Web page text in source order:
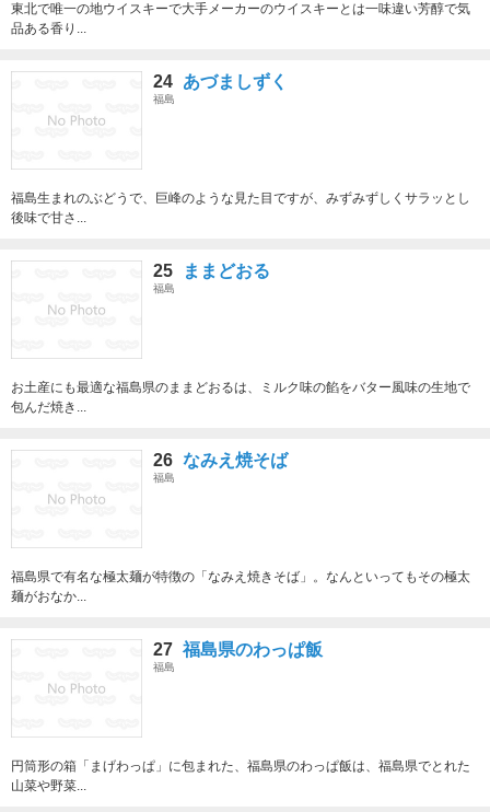
東北で唯一の地ウイスキーで大手メーカーのウイスキーとは一味違い芳醇で気
品ある香り...
24 あづましずく
福島
福島生まれのぶどうで、巨峰のような見た目ですが、みずみずしくサラッとし
後味で甘さ...
25 ままどおる
福島
お土産にも最適な福島県のままどおるは、ミルク味の餡をバター風味の生地で
包んだ焼き...
26 なみえ焼そば
福島
福島県で有名な極太麺が特徴の「なみえ焼きそば」。なんといってもその極太
麺がおなか...
27 福島県のわっぱ飯
福島
円筒形の箱「まげわっぱ」に包まれた、福島県のわっぱ飯は、福島県でとれた
山菜や野菜...